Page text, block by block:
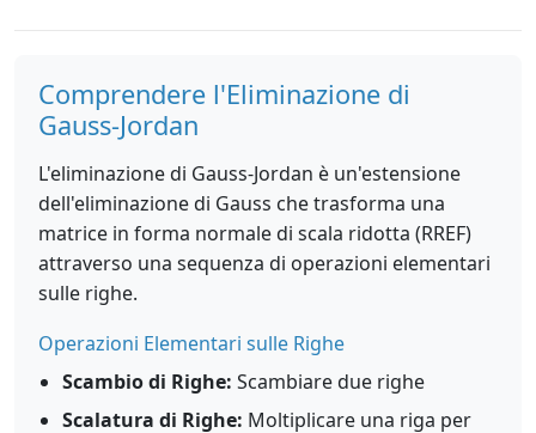
Comprendere l'Eliminazione di
Gauss-Jordan
L'eliminazione di Gauss-Jordan è un'estensione
dell'eliminazione di Gauss che trasforma una
matrice in forma normale di scala ridotta (RREF)
attraverso una sequenza di operazioni elementari
sulle righe.
Operazioni Elementari sulle Righe
Scambio di Righe: Scambiare due righe
Scalatura di Righe: Moltiplicare una riga per